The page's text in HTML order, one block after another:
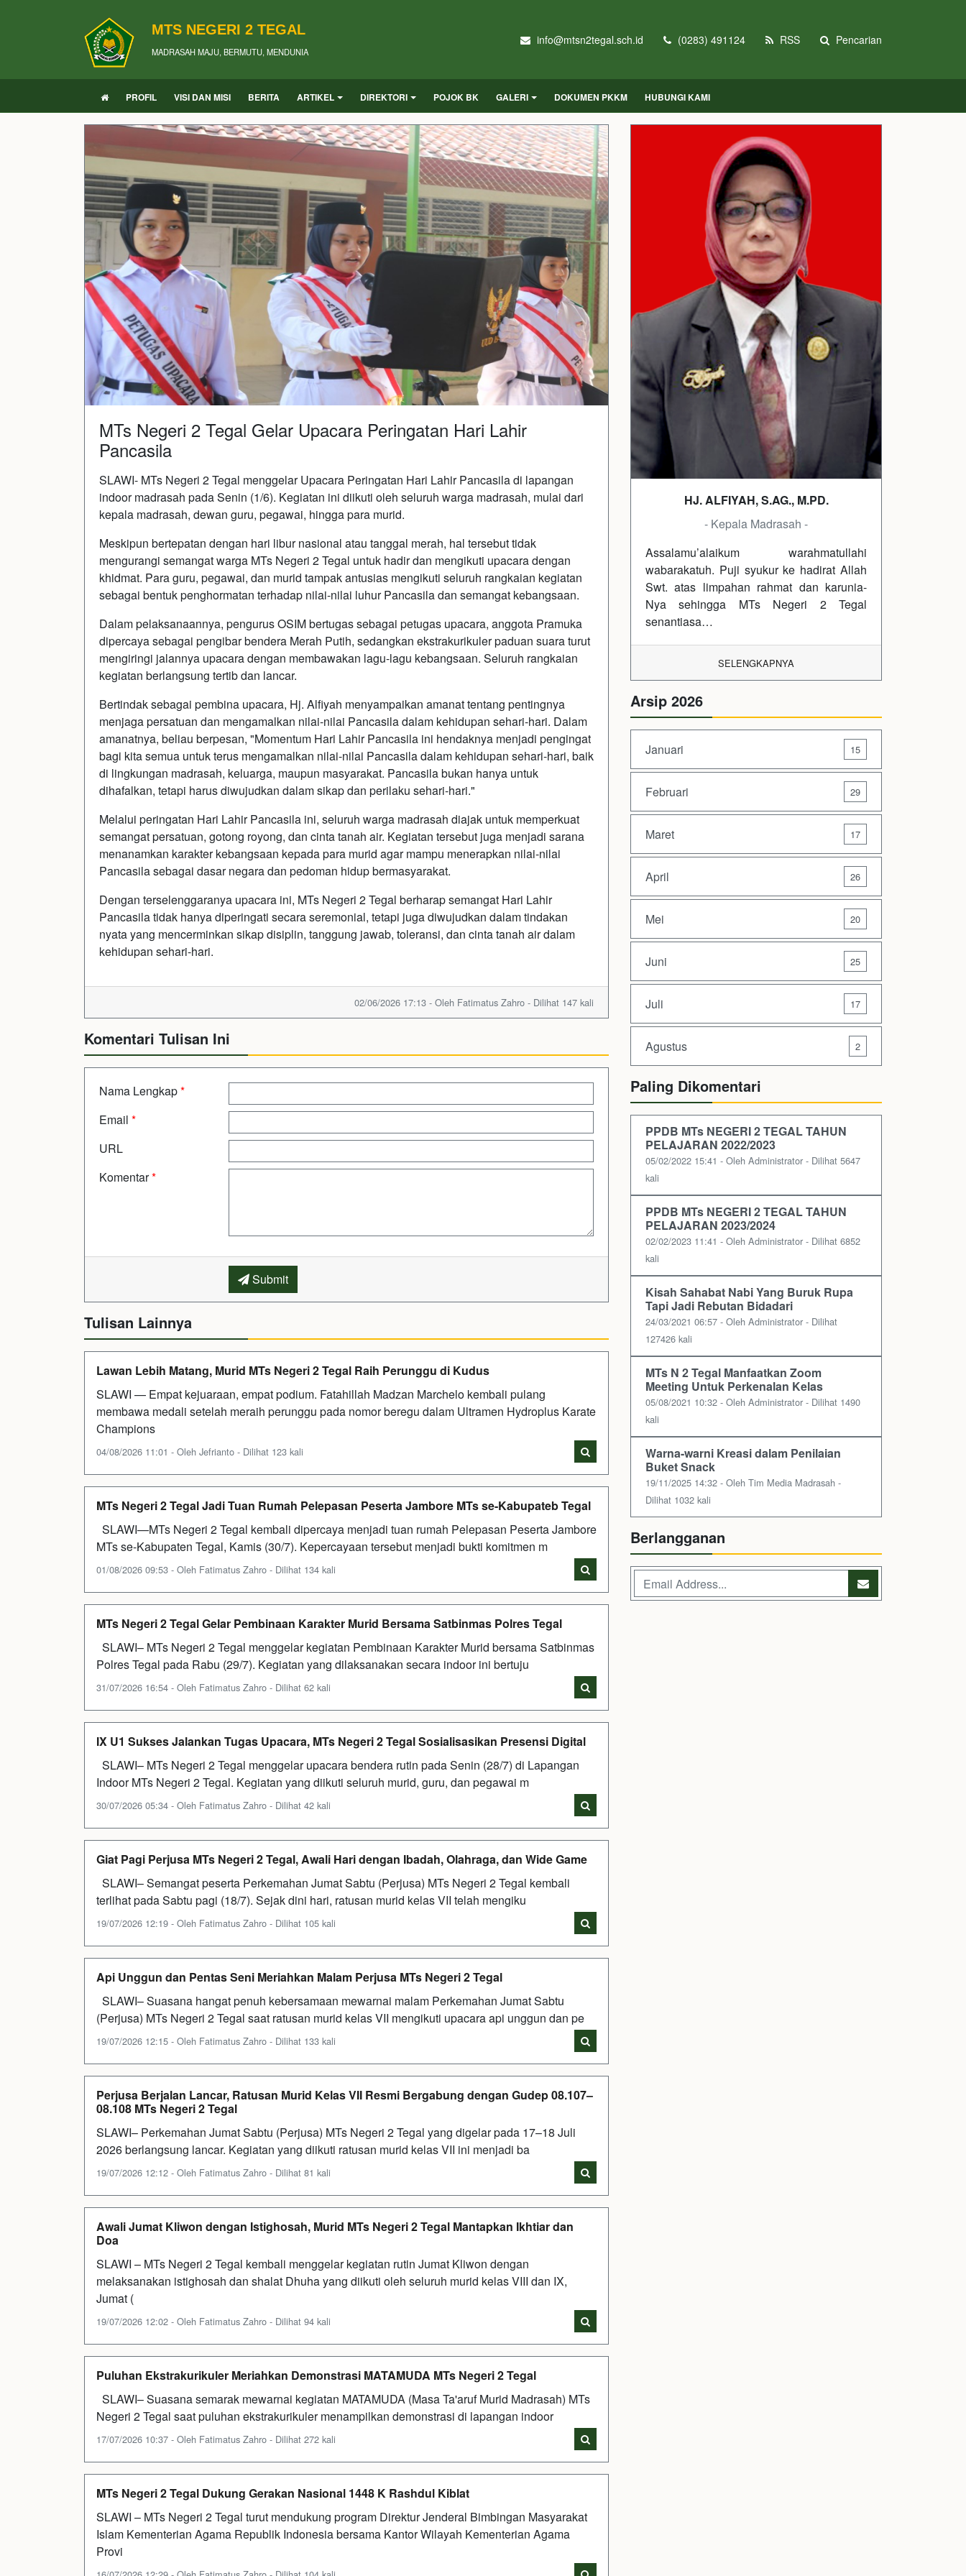
MTS NEGERI 2 TEGAL
MADRASAH MAJU, BERMUTU, MENDUNIA
info@mtsn2tegal.sch.id (0283) 491124 RSS Pencarian
PROFIL VISI DAN MISI BERITA ARTIKEL DIREKTORI POJOK BK GALERI DOKUMEN PKKM HUBUNGI KAMI
MTs Negeri 2 Tegal Gelar Upacara Peringatan Hari Lahir
Pancasila
SLAWI- MTs Negeri 2 Tegal menggelar Upacara Peringatan Hari Lahir Pancasila di lapangan
indoor madrasah pada Senin (1/6). Kegiatan ini diikuti oleh seluruh warga madrasah, mulai dari
kepala madrasah, dewan guru, pegawai, hingga para murid.
Meskipun bertepatan dengan hari libur nasional atau tanggal merah, hal tersebut tidak
mengurangi semangat warga MTs Negeri 2 Tegal untuk hadir dan mengikuti upacara dengan
khidmat. Para guru, pegawai, dan murid tampak antusias mengikuti seluruh rangkaian kegiatan
sebagai bentuk penghormatan terhadap nilai-nilai luhur Pancasila dan semangat kebangsaan.
Dalam pelaksanaannya, pengurus OSIM bertugas sebagai petugas upacara, anggota Pramuka
dipercaya sebagai pengibar bendera Merah Putih, sedangkan ekstrakurikuler paduan suara turut
mengiringi jalannya upacara dengan membawakan lagu-lagu kebangsaan. Seluruh rangkaian
kegiatan berlangsung tertib dan lancar.
Bertindak sebagai pembina upacara, Hj. Alfiyah menyampaikan amanat tentang pentingnya
menjaga persatuan dan mengamalkan nilai-nilai Pancasila dalam kehidupan sehari-hari. Dalam
amanatnya, beliau berpesan, "Momentum Hari Lahir Pancasila ini hendaknya menjadi pengingat
bagi kita semua untuk terus mengamalkan nilai-nilai Pancasila dalam kehidupan sehari-hari, baik
di lingkungan madrasah, keluarga, maupun masyarakat. Pancasila bukan hanya untuk
dihafalkan, tetapi harus diwujudkan dalam sikap dan perilaku sehari-hari."
Melalui peringatan Hari Lahir Pancasila ini, seluruh warga madrasah diajak untuk memperkuat
semangat persatuan, gotong royong, dan cinta tanah air. Kegiatan tersebut juga menjadi sarana
menanamkan karakter kebangsaan kepada para murid agar mampu menerapkan nilai-nilai
Pancasila sebagai dasar negara dan pedoman hidup bermasyarakat.
Dengan terselenggaranya upacara ini, MTs Negeri 2 Tegal berharap semangat Hari Lahir
Pancasila tidak hanya diperingati secara seremonial, tetapi juga diwujudkan dalam tindakan
nyata yang mencerminkan sikap disiplin, tanggung jawab, toleransi, dan cinta tanah air dalam
kehidupan sehari-hari.
02/06/2026 17:13 - Oleh Fatimatus Zahro - Dilihat 147 kali
Komentari Tulisan Ini
Nama Lengkap*
Email *
URL
Komentar*
Submit
Tulisan Lainnya
Lawan Lebih Matang, Murid MTs Negeri 2 Tegal Raih Perunggu di Kudus
SLAWI — Empat kejuaraan, empat podium. Fatahillah Madzan Marchelo kembali pulang
membawa medali setelah meraih perunggu pada nomor beregu dalam Ultramen Hydroplus Karate
Champions
04/08/2026 11:01 - Oleh Jefrianto - Dilihat 123 kali
MTs Negeri 2 Tegal Jadi Tuan Rumah Pelepasan Peserta Jambore MTs se-Kabupateb Tegal
SLAWI—MTs Negeri 2 Tegal kembali dipercaya menjadi tuan rumah Pelepasan Peserta Jambore
MTs se-Kabupaten Tegal, Kamis (30/7). Kepercayaan tersebut menjadi bukti komitmen m
01/08/2026 09:53 - Oleh Fatimatus Zahro - Dilihat 134 kali
MTs Negeri 2 Tegal Gelar Pembinaan Karakter Murid Bersama Satbinmas Polres Tegal
SLAWI– MTs Negeri 2 Tegal menggelar kegiatan Pembinaan Karakter Murid bersama Satbinmas
Polres Tegal pada Rabu (29/7). Kegiatan yang dilaksanakan secara indoor ini bertuju
31/07/2026 16:54 - Oleh Fatimatus Zahro - Dilihat 62 kali
IX U1 Sukses Jalankan Tugas Upacara, MTs Negeri 2 Tegal Sosialisasikan Presensi Digital
SLAWI– MTs Negeri 2 Tegal menggelar upacara bendera rutin pada Senin (28/7) di Lapangan
Indoor MTs Negeri 2 Tegal. Kegiatan yang diikuti seluruh murid, guru, dan pegawai m
30/07/2026 05:34 - Oleh Fatimatus Zahro - Dilihat 42 kali
Giat Pagi Perjusa MTs Negeri 2 Tegal, Awali Hari dengan Ibadah, Olahraga, dan Wide Game
SLAWI– Semangat peserta Perkemahan Jumat Sabtu (Perjusa) MTs Negeri 2 Tegal kembali
terlihat pada Sabtu pagi (18/7). Sejak dini hari, ratusan murid kelas VII telah mengiku
19/07/2026 12:19 - Oleh Fatimatus Zahro - Dilihat 105 kali
Api Unggun dan Pentas Seni Meriahkan Malam Perjusa MTs Negeri 2 Tegal
SLAWI– Suasana hangat penuh kebersamaan mewarnai malam Perkemahan Jumat Sabtu
(Perjusa) MTs Negeri 2 Tegal saat ratusan murid kelas VII mengikuti upacara api unggun dan pe
19/07/2026 12:15 - Oleh Fatimatus Zahro - Dilihat 133 kali
Perjusa Berjalan Lancar, Ratusan Murid Kelas VII Resmi Bergabung dengan Gudep 08.107–
08.108 MTs Negeri 2 Tegal
SLAWI– Perkemahan Jumat Sabtu (Perjusa) MTs Negeri 2 Tegal yang digelar pada 17–18 Juli
2026 berlangsung lancar. Kegiatan yang diikuti ratusan murid kelas VII ini menjadi ba
19/07/2026 12:12 - Oleh Fatimatus Zahro - Dilihat 81 kali
Awali Jumat Kliwon dengan Istighosah, Murid MTs Negeri 2 Tegal Mantapkan Ikhtiar dan
Doa
SLAWI – MTs Negeri 2 Tegal kembali menggelar kegiatan rutin Jumat Kliwon dengan
melaksanakan istighosah dan shalat Dhuha yang diikuti oleh seluruh murid kelas VIII dan IX,
Jumat (
19/07/2026 12:02 - Oleh Fatimatus Zahro - Dilihat 94 kali
Puluhan Ekstrakurikuler Meriahkan Demonstrasi MATAMUDA MTs Negeri 2 Tegal
SLAWI– Suasana semarak mewarnai kegiatan MATAMUDA (Masa Ta'aruf Murid Madrasah) MTs
Negeri 2 Tegal saat puluhan ekstrakurikuler menampilkan demonstrasi di lapangan indoor
17/07/2026 10:37 - Oleh Fatimatus Zahro - Dilihat 272 kali
MTs Negeri 2 Tegal Dukung Gerakan Nasional 1448 K Rashdul Kiblat
SLAWI – MTs Negeri 2 Tegal turut mendukung program Direktur Jenderal Bimbingan Masyarakat
Islam Kementerian Agama Republik Indonesia bersama Kantor Wilayah Kementerian Agama
Provi
HJ. ALFIYAH, S.AG., M.PD.
- Kepala Madrasah -
Assalamu’alaikum warahmatullahi
wabarakatuh. Puji syukur ke hadirat Allah
Swt. atas limpahan rahmat dan karunia-
Nya sehingga MTs Negeri 2 Tegal
senantiasa…
SELENGKAPNYA
Arsip 2026
Januari 15
Februari 29
Maret 17
April 26
Mei 20
Juni 25
Juli 17
Agustus 2
Paling Dikomentari
PPDB MTs NEGERI 2 TEGAL TAHUN
PELAJARAN 2022/2023
05/02/2022 15:41 - Oleh Administrator - Dilihat 5647
kali
PPDB MTs NEGERI 2 TEGAL TAHUN
PELAJARAN 2023/2024
02/02/2023 11:41 - Oleh Administrator - Dilihat 6852
kali
Kisah Sahabat Nabi Yang Buruk Rupa
Tapi Jadi Rebutan Bidadari
24/03/2021 06:57 - Oleh Administrator - Dilihat
127426 kali
MTs N 2 Tegal Manfaatkan Zoom
Meeting Untuk Perkenalan Kelas
05/08/2021 10:32 - Oleh Administrator - Dilihat 1490
kali
Warna-warni Kreasi dalam Penilaian
Buket Snack
19/11/2025 14:32 - Oleh Tim Media Madrasah -
Dilihat 1032 kali
Berlangganan